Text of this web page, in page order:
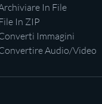
In File
In ZIP
Immagini
Audio/Video